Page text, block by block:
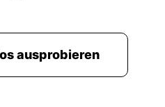
ausprobieren